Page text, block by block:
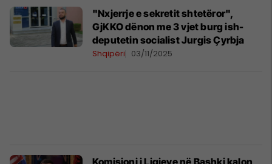
"Nxjerrje e sekretit shtetëror",
GjKKO dënon me 3 vjet burg ish-
deputetin socialist Jurgis Çyrbja
Shqipëri 03/11/2025
Komisioni i Ligjeve në Bashki kalon